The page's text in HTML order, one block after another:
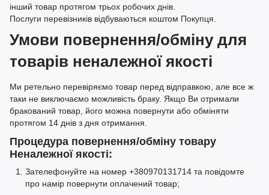
інший товар протягом трьох робочих днів.
Послуги перевізників відбуваються коштом Покупця.
Умови повернення/обміну для
товарів неналежної якості
Ми ретельно перевіряємо товар перед відправкою, але все ж
таки не виключаємо можливість браку. Якщо Ви отримали
бракований товар, його можна повернути або обміняти
протягом 14 днів з дня отримання.
Процедура повернення/обміну товару
Неналежної якості:
Зателефонуйте на номер +380970131714 та повідомте
про намір повернути оплачений товар;